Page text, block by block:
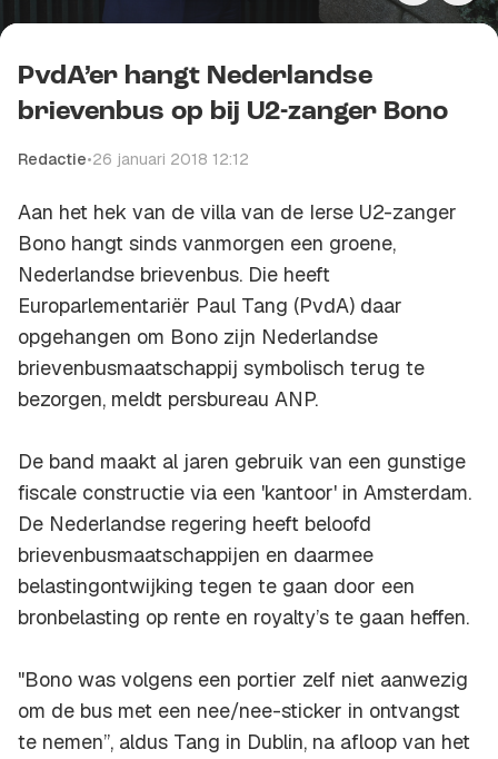
Kopieer link
PvdA’er hangt Nederlandse
brievenbus op bij U2-zanger Bono
Redactie•26 januari 2018 12:12
Aan het hek van de villa van de Ierse U2-zanger
Bono hangt sinds vanmorgen een groene,
Nederlandse brievenbus. Die heeft
Europarlementariër Paul Tang (PvdA) daar
opgehangen om Bono zijn Nederlandse
brievenbusmaatschappij symbolisch terug te
bezorgen, meldt persbureau ANP.
De band maakt al jaren gebruik van een gunstige
fiscale constructie via een 'kantoor' in Amsterdam.
De Nederlandse regering heeft beloofd
brievenbusmaatschappijen en daarmee
belastingontwijking tegen te gaan door een
bronbelasting op rente en royalty’s te gaan heffen.
"Bono was volgens een portier zelf niet aanwezig
om de bus met een nee/nee-sticker in ontvangst
te nemen’’, aldus Tang in Dublin, na afloop van het